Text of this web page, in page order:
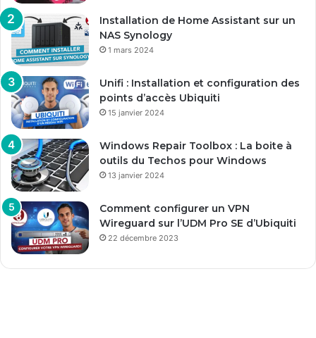
Installation de Home Assistant sur un
NAS Synology
1 mars 2024
Unifi : Installation et configuration des
points d’accès Ubiquiti
15 janvier 2024
Windows Repair Toolbox : La boite à
outils du Techos pour Windows
13 janvier 2024
Comment configurer un VPN
Wireguard sur l’UDM Pro SE d’Ubiquiti
22 décembre 2023